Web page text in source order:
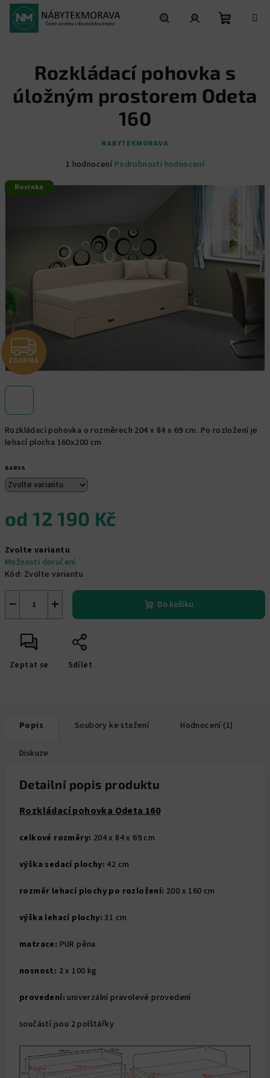
Přejít
obsah
košík
Rozkládací pohovka o rozměrech 204 x 84 x 69 cm. Po rozložení je
lehací plocha 160x200 cm
BARVA
od12 190 Kč
cena:
Zvolte variantu
Možnosti doručení
Kód: Zvolte variantu
+
− Do košíku
Zeptat se Sdílet
Rozkládací pohovka s
úložným prostorem Odeta
160
NABYTEKMORAVA
Průměrné
produktu
hvězdiček.
1 hodnocení Podrobnosti hodnocení
Novinka
Z
D
R
M
A
ZDARMA
Popis Soubory ke stažení Hodnocení (1)
Diskuze
Detailní popis produktu
Rozkládací pohovka Odeta 160
celkové rozměry: 204 x 84 x 69 cm
výška sedací plochy: 42 cm
rozměr lehací plochy po rozložení: 200 x 160 cm
výška lehací plochy: 31 cm
matrace: PUR pěna
nosnost: 2 x 100 kg
provedení: univerzální pravolevé provedení
součástí jsou 2 polštářky